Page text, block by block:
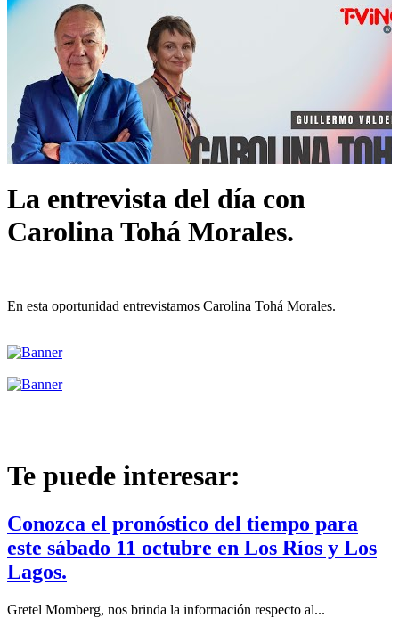
La entrevista del día con
Carolina Tohá Morales.
En esta oportunidad entrevistamos Carolina Tohá Morales.
Te puede interesar:
Conozca el pronóstico del tiempo para
este sábado 11 octubre en Los Ríos y Los
Lagos.
Gretel Momberg, nos brinda la información respecto al...